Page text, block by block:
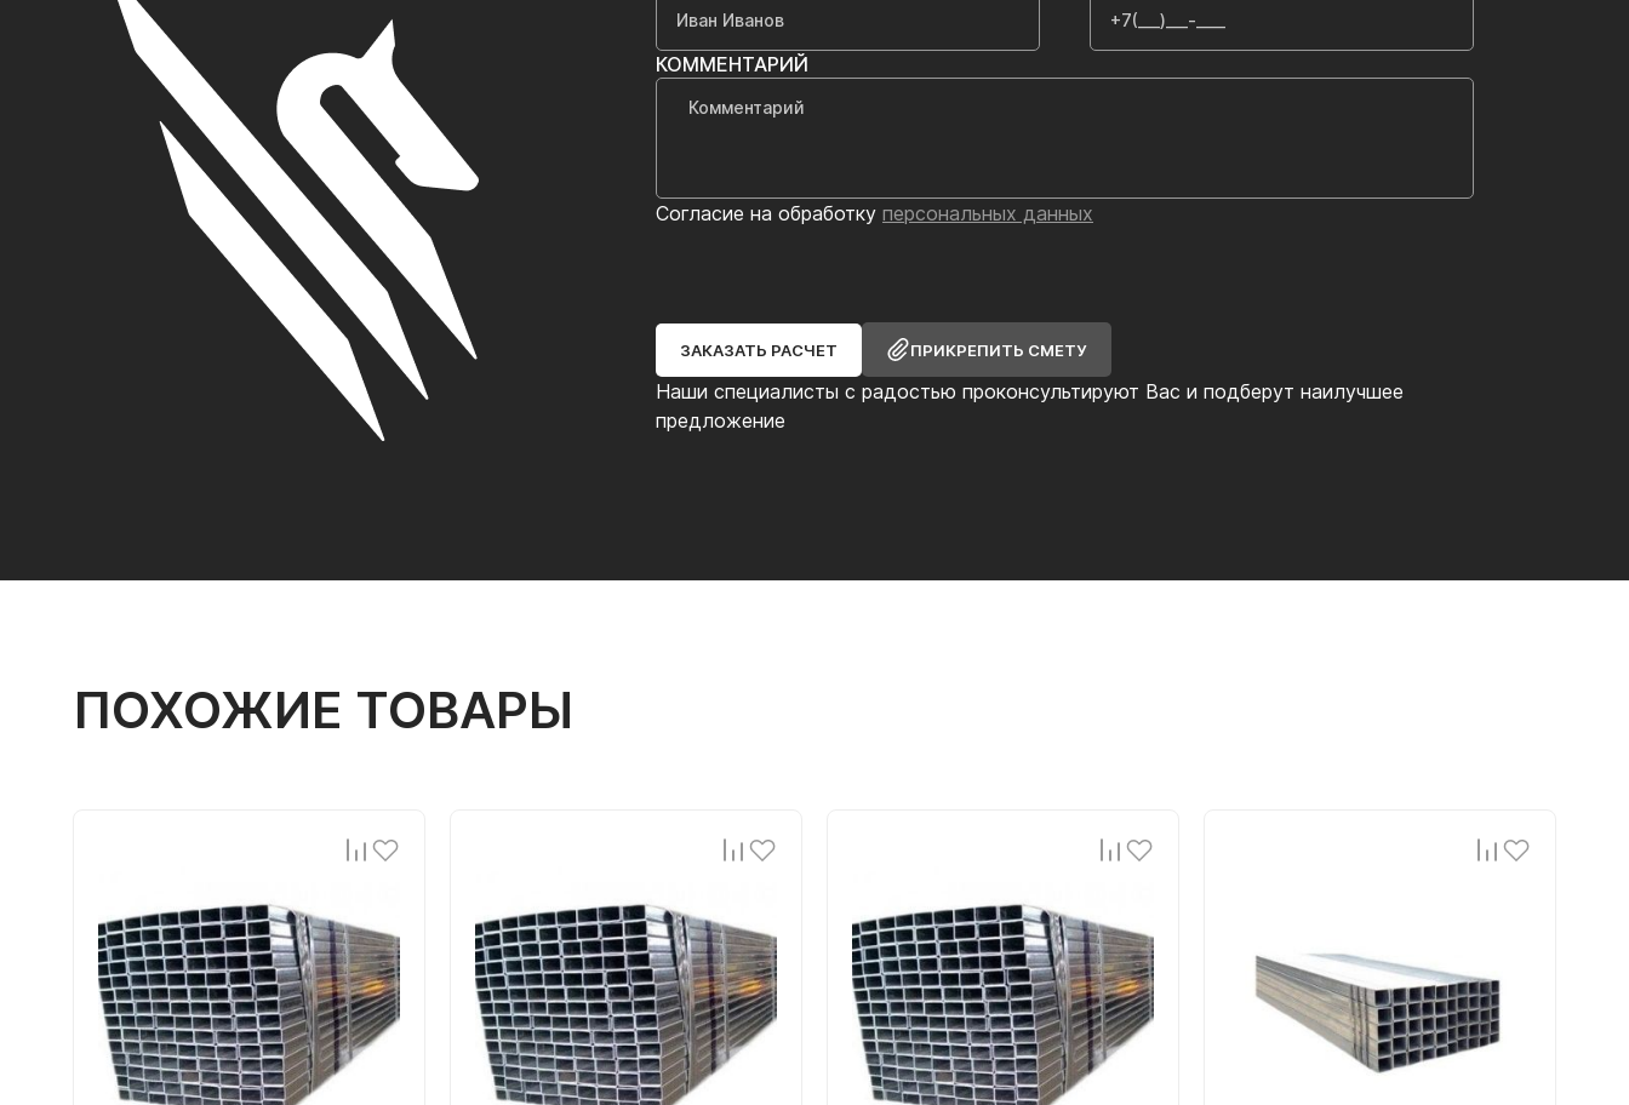
Наши специалисты с радостью проконсультируют Вас и подберут наилучшее
предложение
КОММЕНТАРИЙ
Согласие на обработку персональных данных
ЗАКАЗАТЬ РАСЧЕТ ПРИКРЕПИТЬ СМЕТУ
ПОХОЖИЕ ТОВАРЫ